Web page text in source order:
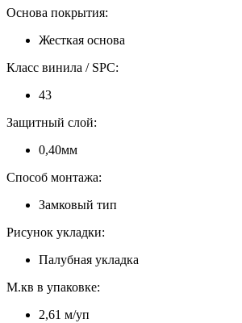
Основа покрытия:
Жесткая основа
Класс винила / SPC:
43
Защитный слой:
0,40мм
Способ монтажа:
Замковый тип
Рисунок укладки:
Палубная укладка
М.кв в упаковке:
2,61 м/уп